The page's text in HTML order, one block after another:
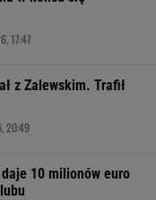
17:47
z Zalewskim. Trafił
20:49
10 milionów euro